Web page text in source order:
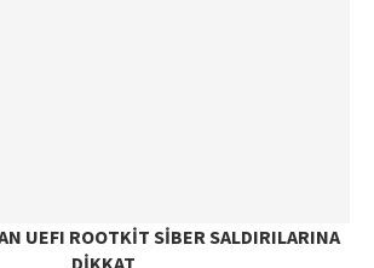
UEFI ROOTKIT SIBER SALDIRILARINA
DIKKAT